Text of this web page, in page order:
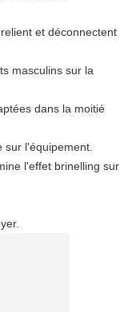
et déconnectent
masculins sur la
dans la moitié
l'équipement.
l'effet brinelling sur